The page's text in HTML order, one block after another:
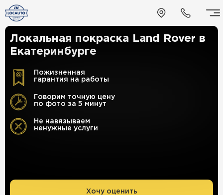
Локальная покраска Land Rover в
Екатеринбурге
Пожизненная
гарантия на работы
Говорим точную цену
по фото за 5 минут
Не навязываем
ненужные услуги
Хочу оценить